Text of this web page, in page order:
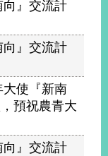
向』交流計
向』交流計
使『新南
預祝農青大
向』交流計